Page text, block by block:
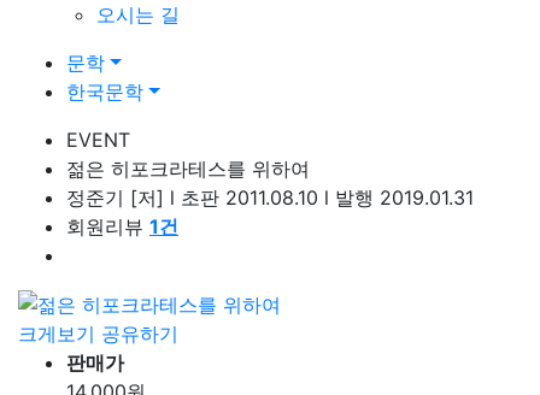
오시는 길
문학
한국문학
EVENT
젊은 히포크라테스를 위하여
정준기 [저] l 초판 2011.08.10 l 발행 2019.01.31
회원리뷰 1건
크게보기 공유하기
판매가